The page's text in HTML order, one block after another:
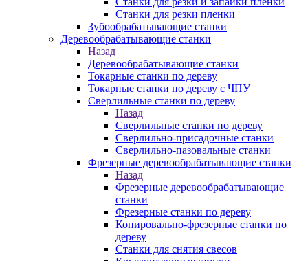
Станки для резки пленки
Зубообрабатывающие станки
Деревообрабатывающие станки
Назад
Деревообрабатывающие станки
Токарные станки по дереву
Токарные станки по дереву с ЧПУ
Сверлильные станки по дереву
Назад
Сверлильные станки по дереву
Сверлильно-присадочные станки
Сверлильно-пазовальные станки
Фрезерные деревообрабатывающие станки
Назад
Фрезерные деревообрабатывающие
станки
Фрезерные станки по дереву
Копировально-фрезерные станки по
дереву
Станки для снятия свесов